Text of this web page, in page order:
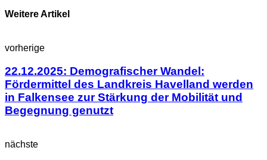
Weitere Artikel
vorherige
22.12.2025: Demografischer Wandel:
Fördermittel des Landkreis Havelland werden
in Falkensee zur Stärkung der Mobilität und
Begegnung genutzt
nächste